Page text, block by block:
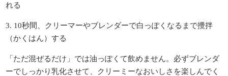
れる
3. 10秒間、クリーマーやブレンダーで白っぽくなるまで攪拌
（かくはん）する
「ただ混ぜるだけ」では油っぽくて飲めません。必ずブレンダ
ーでしっかり乳化させて、クリーミーなおいしさを楽しんでく